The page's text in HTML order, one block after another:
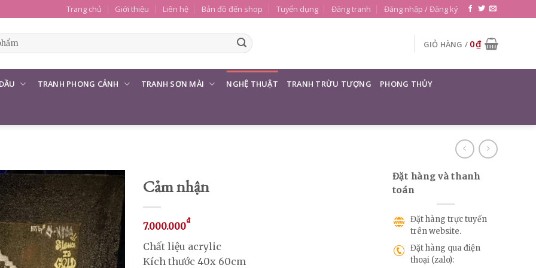
Trang chủ Giới thiệu Liên hệ Bản đồ đến shop Tuyển dụng Đăng tranh Đăng nhập / Đăng ký
GIỎ HÀNG / 0₫
TRANH PHONG CẢNH TRANH SƠN MÀI NGHỆ THUẬT TRANH TRỪU TƯỢNG PHONG THỦY
Cảm nhận
7.000.000₫
Chất liệu acrylic
Kích thước 40x 60cm
Đặt hàng và thanh
toán
Đặt hàng trực tuyến
trên website.
Đặt hàng qua điện
thoại (zalo):